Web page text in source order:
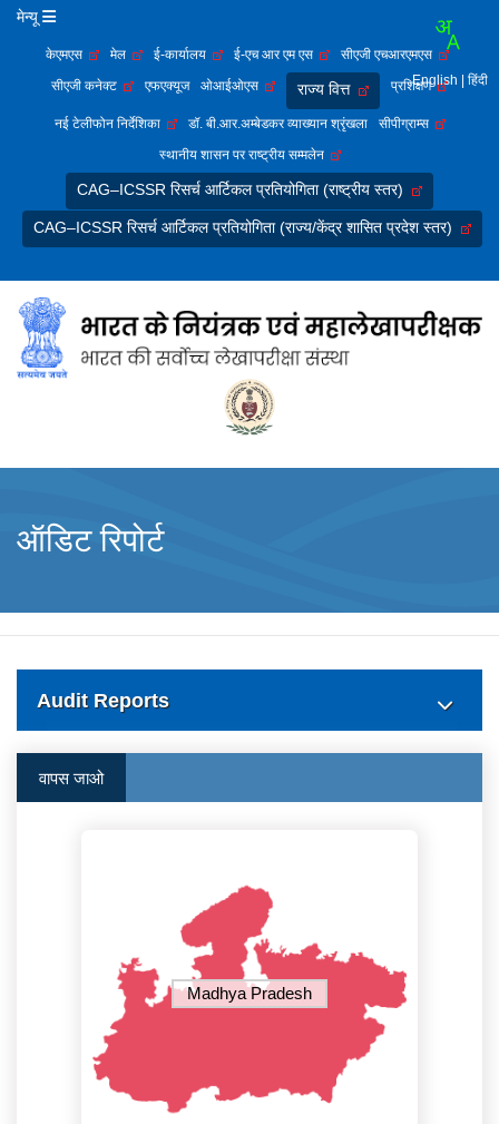
मेन्यू
केएमएस मेल ई-कार्यालय ई-एच आर एम एस
सीएजी एचआरएमएस
सीएजी कनेक्ट
एफएक्यूज ओआईओएस राज्य वित्त प्रशिक्षण
नई टेलीफोन निर्देशिका डॉ. बी.आर.अम्बेडकर व्याख्यान श्रृंखला
सीपीग्राम्स
स्थानीय शासन पर राष्ट्रीय सम्मलेन
CAG–ICSSR रिसर्च आर्टिकल प्रतियोगिता (राष्ट्रीय स्तर)
CAG–ICSSR रिसर्च आर्टिकल प्रतियोगिता (राज्य/केंद्र शासित प्रदेश स्तर)
English | हिंदी
ऑडिट रिपोर्ट
Audit Reports
वापस जाओ
Madhya Pradesh